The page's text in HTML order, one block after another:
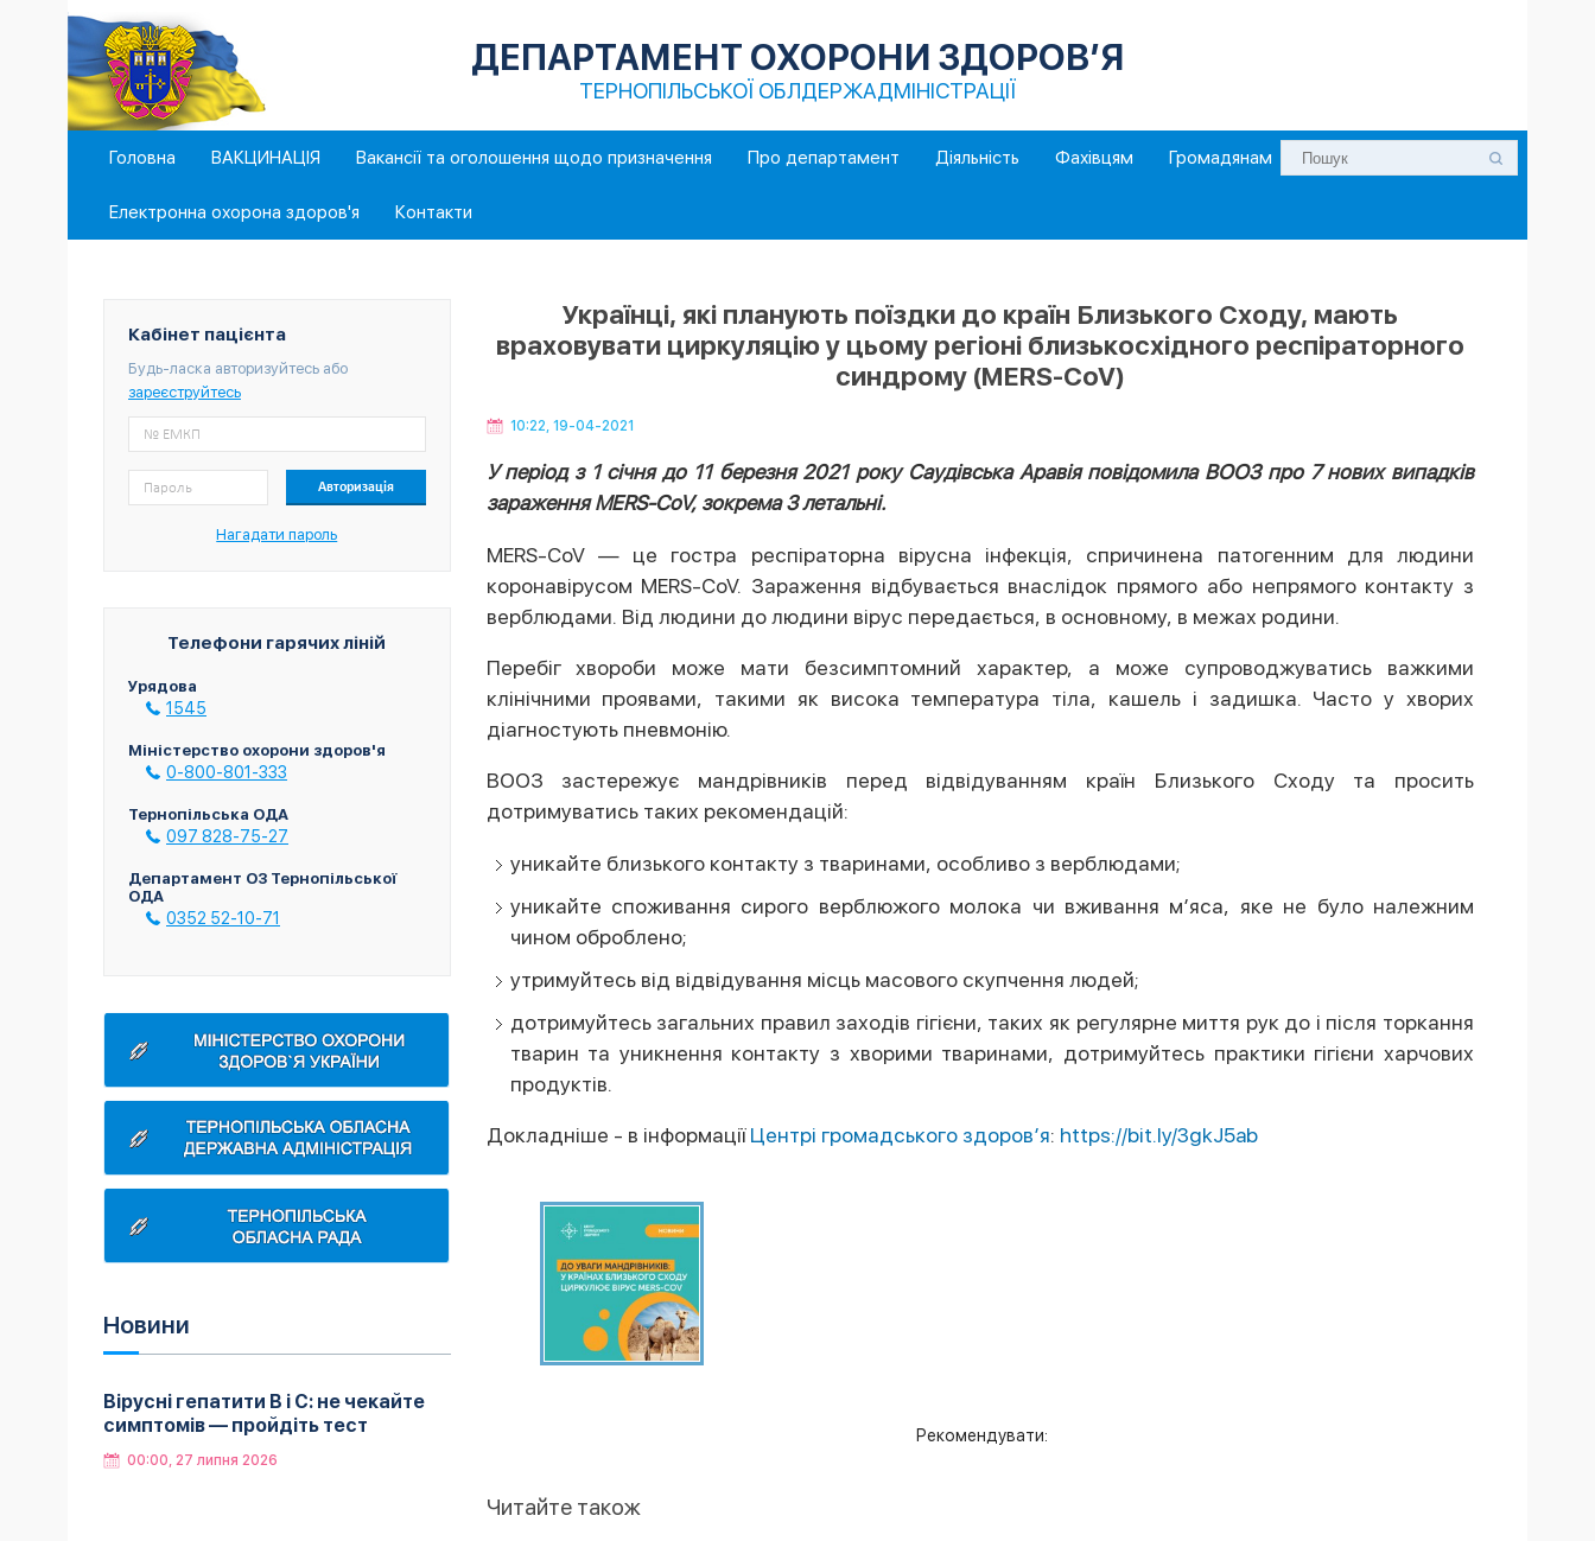
ДЕПАРТАМЕНТ ОХОРОНИ ЗДОРОВ’Я
ТЕРНОПІЛЬСЬКОЇ ОБЛДЕРЖАДМІНІСТРАЦІЇ
Головна ВАКЦИНАЦІЯ Вакансії та оголошення щодо призначення Про департамент Діяльність Фахівцям Громадянам
Електронна охорона здоров'я Контакти
Кабінет пацієнта
Будь-ласка авторизуйтесь або
зареєструйтесь
Нагадати пароль
Телефони гарячих ліній
Урядова
1545
Міністерство охорони здоров'я
0-800-801-333
Тернопільська ОДА
097 828-75-27
Департамент ОЗ Тернопільської
ОДА
0352 52-10-71
Новини
Вірусні гепатити B і C: не чекайте
симптомів — пройдіть тест
00:00, 27 липня 2026
Українці, які планують поїздки до країн Близького Сходу, мають
враховувати циркуляцію у цьому регіоні близькосхідного респіраторного
синдрому (МЕRS-CoV)
10:22, 19-04-2021
У період з 1 січня до 11 березня 2021 року Саудівська Аравія повідомила ВООЗ про 7 нових випадків
зараження MERS-CoV, зокрема 3 летальні.
MERS-CoV — це гостра респіраторна вірусна інфекція, спричинена патогенним для людини
коронавірусом MERS-CoV. Зараження відбувається внаслідок прямого або непрямого контакту з
верблюдами. Від людини до людини вірус передається, в основному, в межах родини.
Перебіг хвороби може мати безсимптомний характер, а може супроводжуватись важкими
клінічними проявами, такими як висока температура тіла, кашель і задишка. Часто у хворих
діагностують пневмонію.
ВООЗ застережує мандрівників перед відвідуванням країн Близького Сходу та просить
дотримуватись таких рекомендацій:
уникайте близького контакту з тваринами, особливо з верблюдами;
уникайте споживання сирого верблюжого молока чи вживання м’яса, яке не було належним
чином оброблено;
утримуйтесь від відвідування місць масового скупчення людей;
дотримуйтесь загальних правил заходів гігієни, таких як регулярне миття рук до і після торкання
тварин та уникнення контакту з хворими тваринами, дотримуйтесь практики гігієни харчових
продуктів.
Докладніше - в інформаціїЦентрі громадського здоров’я: https://bit.ly/3gkJ5ab
Рекомендувати:
Читайте також